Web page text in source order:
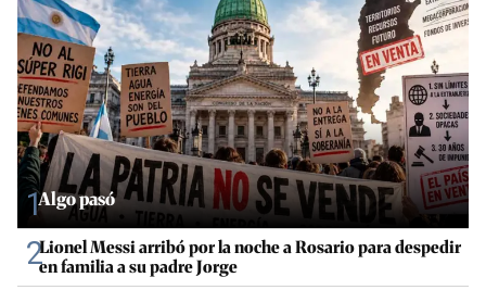
1Algo pasó
2Lionel Messi arribó por la noche a Rosario para despedir
en familia a su padre Jorge